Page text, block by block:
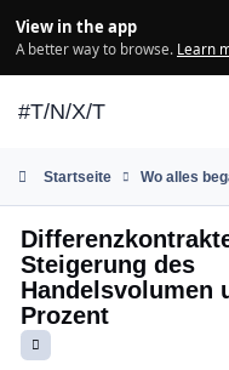
View in the app
A better way to browse. Learn
#T/N/X/T
Startseite Wo alles
Steigerung des
Handelsvolumen
Prozent